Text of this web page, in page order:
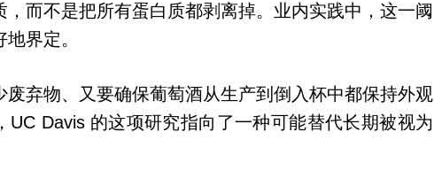
，而不是把所有蛋白质都剥离掉。业内实践中，这一阈
界定。
废弃物、又要确保葡萄酒从生产到倒入杯中都保持外观
UC Davis 的这项研究指向了一种可能替代长期被视为